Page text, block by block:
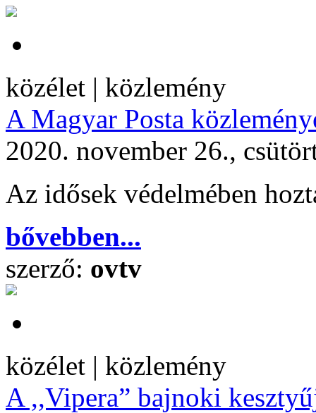
közélet | közlemény
A Magyar Posta
2020. november 26.,
Az idősek védelmében
bővebben...
szerző: ovtv
közélet | közlemény
A ,,Vipera” bajnoki